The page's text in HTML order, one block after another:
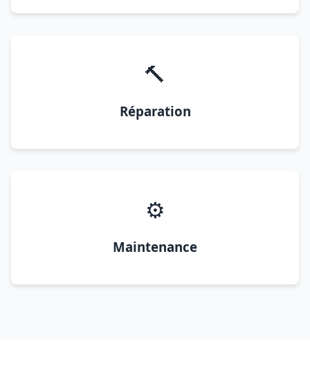
🔨
Réparation
⚙️
Maintenance